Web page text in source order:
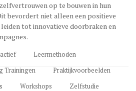
op te bouwen in hun
bevordert niet alleen een positieve
tot innovatieve doorbraken en
Leermethoden
Trainingen
Praktijkvoorbeelden
Workshops Zelfstudie